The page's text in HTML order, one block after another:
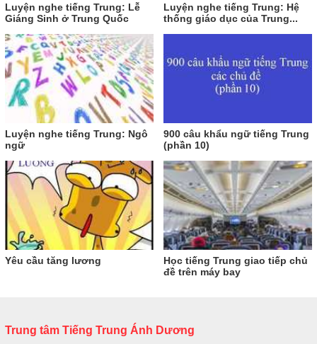
Luyện nghe tiếng Trung: Lễ
Giáng Sinh ở Trung Quốc
Luyện nghe tiếng Trung: Hệ
thống giáo dục của Trung...
Luyện nghe tiếng Trung: Ngô
ngữ
900 câu khẩu ngữ tiếng Trung
(phần 10)
Yêu cầu tăng lương
Học tiếng Trung giao tiếp chủ
đề trên máy bay
Trung tâm Tiếng Trung Ánh Dương